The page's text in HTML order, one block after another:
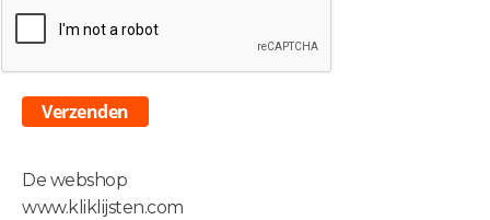
Verzenden
De webshop
www.kliklijsten.com